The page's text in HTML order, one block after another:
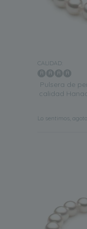
CALIDAD:
Pulsera de
calidad
Lo sentimos,